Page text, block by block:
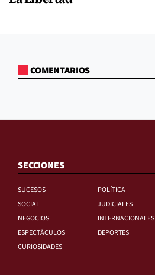
COMENTARIOS
SECCIONES
SUCESOS
POLÍTICA
SOCIAL
JUDICIALES
NEGOCIOS
INTERNACIONALES
ESPECTÁCULOS
DEPORTES
CURIOSIDADES